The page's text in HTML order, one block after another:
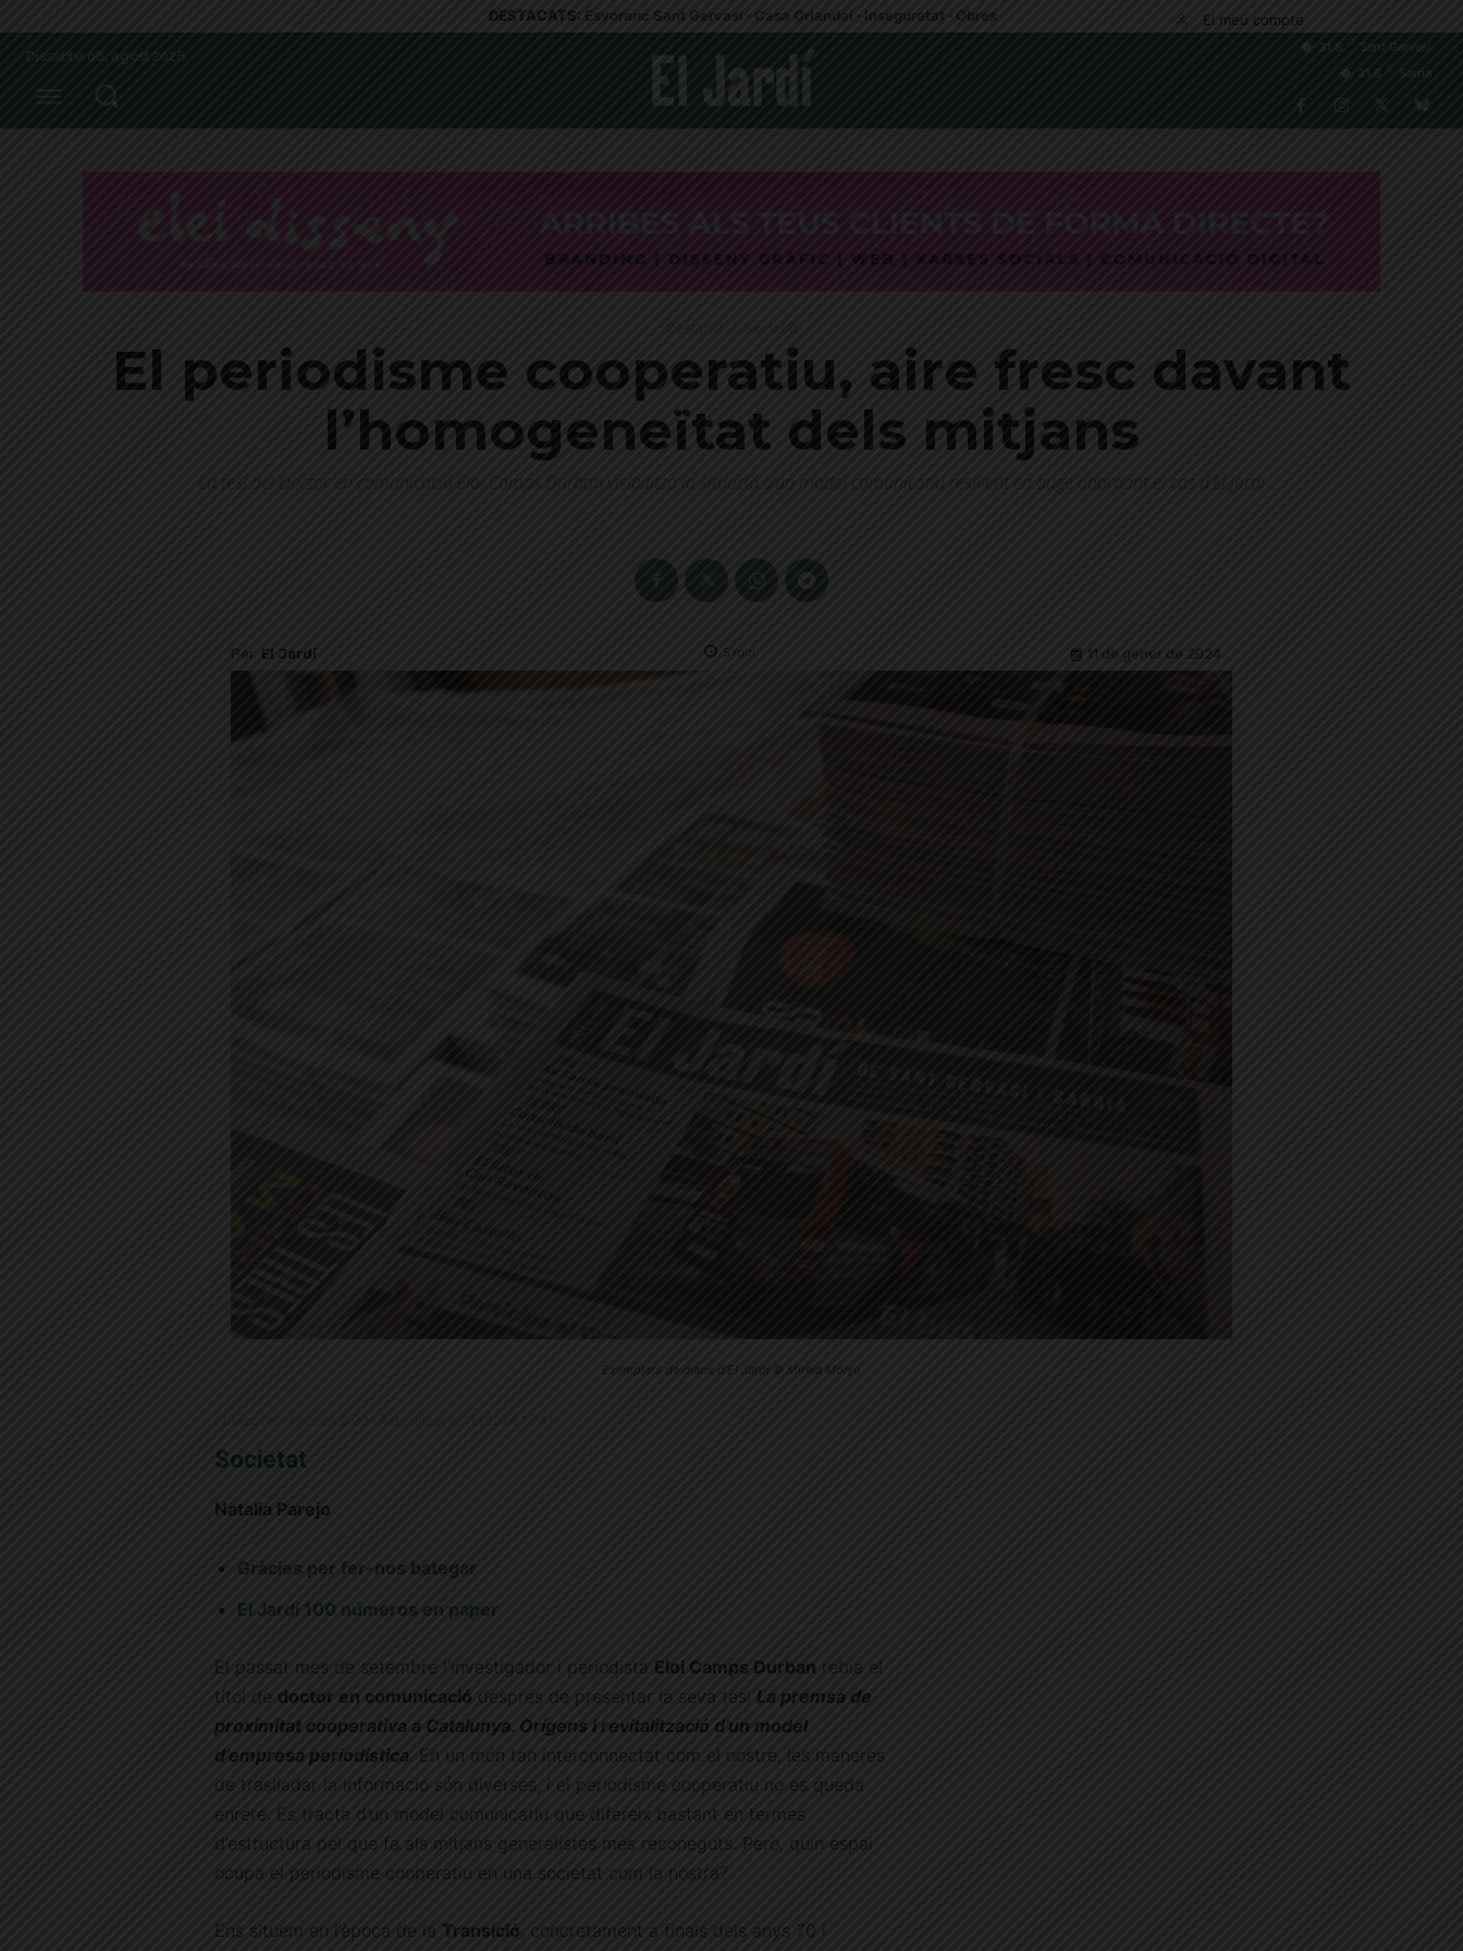
DESTACATS: Esvoranc Sant Gervasi · Casa Orlandai · Inseguretat · Obres El meu compte
Dissabte 08, agost 2026
31.8
Sant Gervasi
31.8
Sarrià
El periodisme cooperatiu, aire fresc davant
l’homogeneïtat dels mitjans
La tesi del Doctor en comunicació Eloi Camps Durban visibilitza la situació d’un model comunicatiu resilient en auge abordant el cas d'El Jardí
Per El Jardí 5 min. 11 de gener de 2024
Exemplars de diaris d'El Jardí © Mireia Monjo
Societat
Natalia Parejo
Gràcies per fer-nos bategar
El Jardí 100 números en paper
El passat mes de setembre l’investigador i periodista Eloi Camps Durban rebia el
títol de doctor en comunicació després de presentar la seva tesi La premsa de
proximitat cooperativa a Catalunya. Orígens i revitalització d’un model
d’empresa periodística . En un món tan interconnectat com el nostre, les maneres
de traslladar la informació són diverses, i el periodisme cooperatiu no es queda
enrere. Es tracta d’un model comunicatiu que difereix bastant en termes
d’estructura pel que fa als mitjans generalistes més reconeguts. Però, quin espai
ocupa el periodisme cooperatiu en una societat com la nostra?
Ens situem en l’època de la Transició , concretament a finals dels anys 70 i